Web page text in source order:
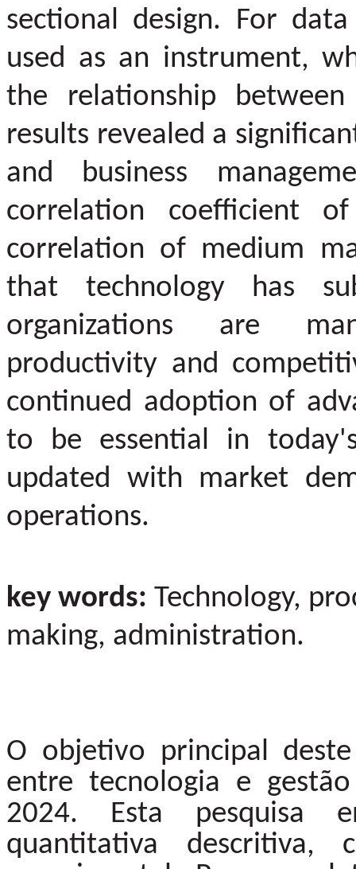
sectional design. For
used as an instrument,
the relationship
results revealed a
and business
correlation coefficient
correlation of medium
that technology has
organizations are
productivity and
continued adoption of
to be essential in
updated with market
operations.
key words: Technology,
making, administration.
O objetivo principal
entre tecnologia e
2024. Esta pesquisa
quantitativa descritiva,